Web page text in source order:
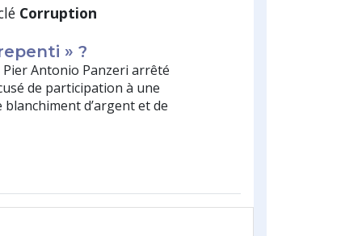
Corruption
» ?
Pier Antonio Panzeri arrêté
de participation à une
d’argent et de